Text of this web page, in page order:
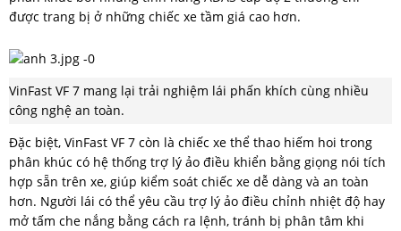
được trang bị ở những chiếc xe tầm giá cao hơn.
VinFast VF 7 mang lại trải nghiệm lái phấn khích cùng nhiều
công nghệ an toàn.
Đặc biệt, VinFast VF 7 còn là chiếc xe thể thao hiếm hoi trong
phân khúc có hệ thống trợ lý ảo điều khiển bằng giọng nói tích
hợp sẵn trên xe, giúp kiểm soát chiếc xe dễ dàng và an toàn
hơn. Người lái có thể yêu cầu trợ lý ảo điều chỉnh nhiệt độ hay
mở tấm che nắng bằng cách ra lệnh, tránh bị phân tâm khi